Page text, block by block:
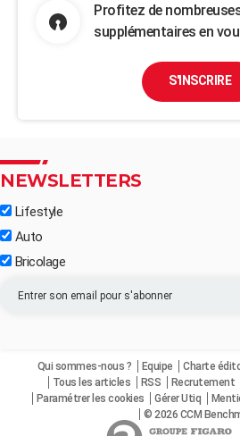
Profitez de
supplémentaires en
S'INSCRIRE
NEWSLETTERS
Lifestyle
Auto
Bricolage
Qui sommes-nous ? Equipe Charte
Tous les articles
RSS Recrutement
Paramétrer les cookies
Gérer Utiq
© 2026 CCM